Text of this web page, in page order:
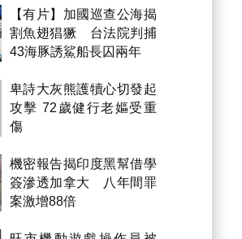
【有片】加國巡查公海揭
割魚翅猖獗 台法院判捕
43海豚誘鯊船長囚兩年
卑詩大灰熊護犢心切發起
攻擊 72歲健行老嫗受重
傷
機密報告揭印度黑幫借學
簽滲透加拿大 八年間罪
案激增88倍